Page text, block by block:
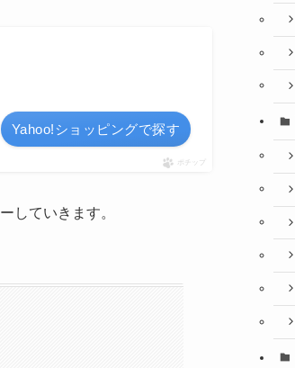
Yahoo!ショッピングで探す
ポチップ
していきます。